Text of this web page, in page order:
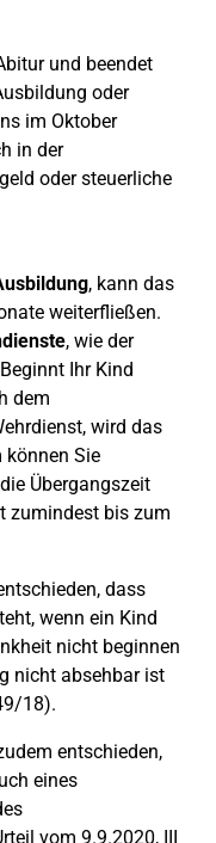
und beendet
oder
im Oktober
in der
oder steuerliche
, kann das
weiterfließen.
, wie der
Ihr Kind
dem
wird das
können Sie
Übergangszeit
zumindest bis zum
dass
wenn ein Kind
nicht beginnen
nicht absehbar ist
18).
entschieden,
eines
vom 9.9.2020, III